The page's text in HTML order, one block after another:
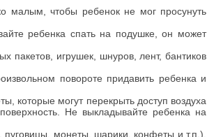
малым, чтобы ребенок не мог просунуть
ребенка спать на подушке, он может
пакетов, игрушек, шнуров, лент, бантиков
повороте придавить ребенка и
которые могут перекрыть доступ воздуха
Не выкладывайте ребенка на
монеты, шарики, конфеты и т.п.),